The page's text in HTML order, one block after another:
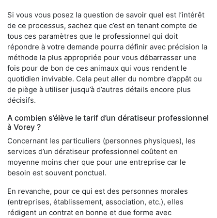
Si vous vous posez la question de savoir quel est l’intérêt
de ce processus, sachez que c’est en tenant compte de
tous ces paramètres que le professionnel qui doit
répondre à votre demande pourra définir avec précision la
méthode la plus appropriée pour vous débarrasser une
fois pour de bon de ces animaux qui vous rendent le
quotidien invivable. Cela peut aller du nombre d’appât ou
de piège à utiliser jusqu’à d’autres détails encore plus
décisifs.
A combien s’élève le tarif d’un dératiseur professionnel
à Vorey ?
Concernant les particuliers (personnes physiques), les
services d’un dératiseur professionnel coûtent en
moyenne moins cher que pour une entreprise car le
besoin est souvent ponctuel.
En revanche, pour ce qui est des personnes morales
(entreprises, établissement, association, etc.), elles
rédigent un contrat en bonne et due forme avec